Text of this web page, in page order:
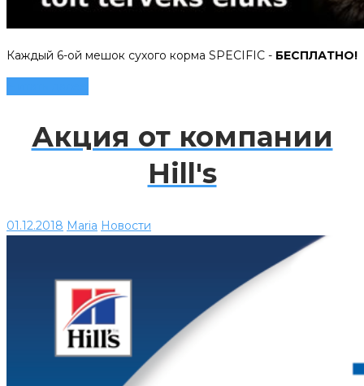
Каждый 6-ой мешок сухого корма SPECIFIC - БЕСПЛАТНО!
Акция от компании
Hill's
01.12.2018 Maria Новости